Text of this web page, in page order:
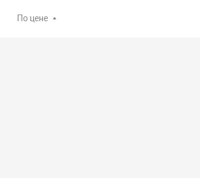
По цене